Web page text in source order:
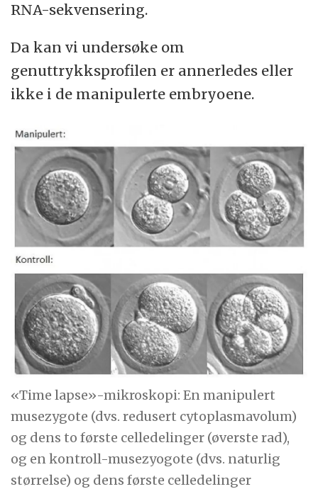
RNA-sekvensering.
Da kan vi undersøke om
genuttrykksprofilen er annerledes eller
ikke i de manipulerte embryoene.
«Time lapse»-mikroskopi: En manipulert
musezygote (dvs. redusert cytoplasmavolum)
og dens to første celledelinger (øverste rad),
og en kontroll-musezyogote (dvs. naturlig
størrelse) og dens første celledelinger